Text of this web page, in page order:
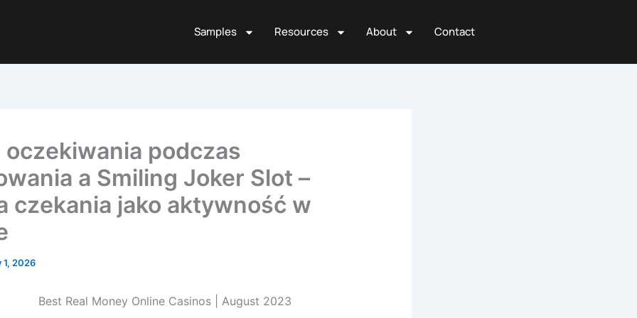
Samples Resources About Contact
oczekiwania podczas
a Smiling Joker Slot –
czekania jako aktywność w
1, 2026